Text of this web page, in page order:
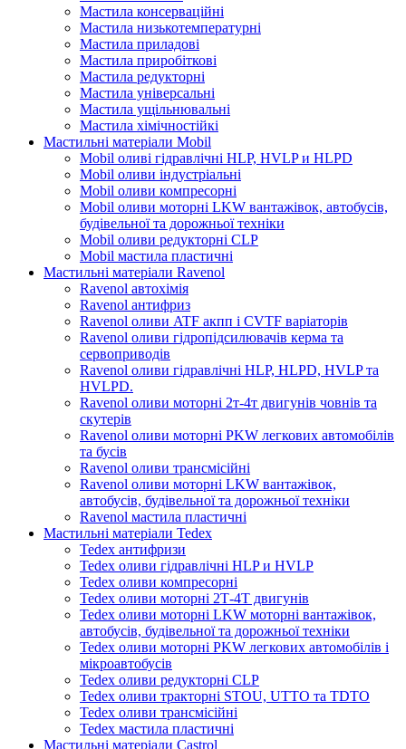
Мастила консерваційні
Мастила низькотемпературні
Мастила приладові
Мастила приробіткові
Мастила редукторні
Мастила універсальні
Мастила ущільнювальні
Мастила хімічностійкі
Мастильні матеріали Mobil
Mobil оливі гідравлічні HLP, HVLP и HLPD
Mobil оливи індустріальні
Mobil оливи компресорні
Mobil оливи моторні LKW вантажівок, автобусів,
будівельної та дорожньої техніки
Mobil оливи редукторні CLP
Mobil мастила пластичні
Мастильні матеріали Ravenol
Ravenol автохімія
Ravenol антифриз
Ravenol оливи ATF акпп і CVTF варіаторів
Ravenol оливи гідропідсилювачів керма та
сервоприводів
Ravenol оливи гідравлічні HLP, HLPD, HVLP та
HVLPD.
Ravenol оливи моторні 2т-4т двигунів човнів та
скутерів
Ravenol оливи моторні PKW легкових автомобілів
та бусів
Ravenol оливи трансмісійні
Ravenol оливи моторні LKW вантажівок,
автобусів, будівельної та дорожньої техніки
Ravenol мастила пластичні
Мастильні матеріали Tedex
Tedex антифризи
Tedex оливи гідравлічні HLP и HVLP
Tedex оливи компресорні
Tedex оливи моторні 2Т-4Т двигунів
Tedex оливи моторні LKW моторні вантажівок,
автобусів, будівельної та дорожньої техніки
Tedex оливи моторні PKW легкових автомобілів і
мікроавтобусів
Tedex оливи редукторні CLP
Tedex оливи тракторні STOU, UTTO та TDTO
Tedex оливи трансмісійні
Tedex мастила пластичні
Мастильні матеріали Castrol